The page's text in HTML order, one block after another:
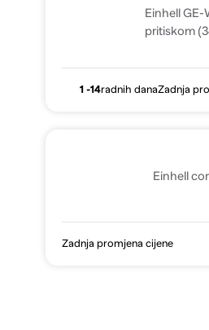
Einhell
pritiskom
1 -14radnih danaZadnja
Einhell
Zadnja promjena cijene